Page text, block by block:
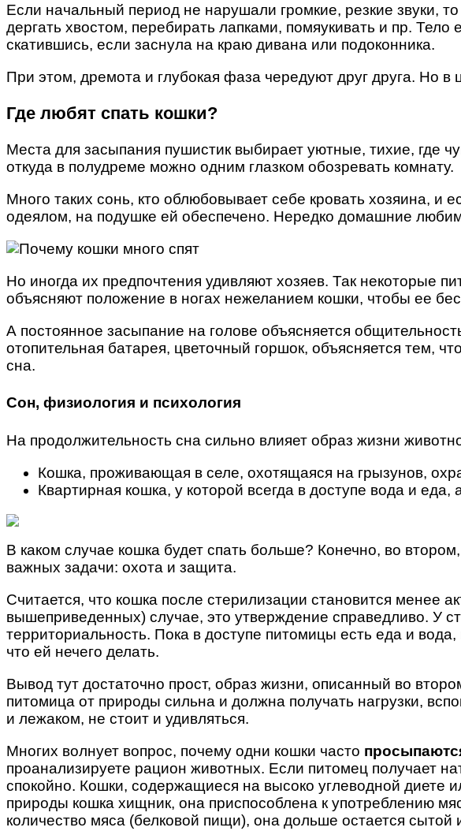
Если начальный период не нарушали громкие, резкие звуки,
дергать хвостом, перебирать лапками, помяукивать и пр.
скатившись, если заснула на краю дивана или подоконника.
При этом, дремота и глубокая фаза чередуют друг друга. Но в
Где любят спать кошки?
Места для засыпания пушистик выбирает уютные, тихие, где
откуда в полудреме можно одним глазком обозревать комнату.
Много таких сонь, кто облюбовывает себе кровать хозяина, и
одеялом, на подушке ей обеспечено. Нередко домашние
Но иногда их предпочтения удивляют хозяев. Так некоторые
объясняют положение в ногах нежеланием кошки, чтобы ее
А постоянное засыпание на голове объясняется
отопительная батарея, цветочный горшок, объясняется тем,
сна.
Сон, физиология и психология
На продолжительность сна сильно влияет образ жизни
Кошка, проживающая в селе, охотящаяся на грызунов,
Квартирная кошка, у которой всегда в доступе вода и
В каком случае кошка будет спать больше? Конечно, во
важных задачи: охота и защита.
Считается, что кошка после стерилизации становится менее
вышеприведенных) случае, это утверждение справедливо. У
территориальность. Пока в доступе питомицы есть еда и
что ей нечего делать.
Вывод тут достаточно прост, образ жизни, описанный во
питомица от природы сильна и должна получать нагрузки,
и лежаком, не стоит и удивляться.
Многих волнует вопрос, почему одни кошки часто
проанализируете рацион животных. Если питомец получает
спокойно. Кошки, содержащиеся на высоко углеводной
природы кошка хищник, она приспособлена к употреблению
количество мяса (белковой пищи), она дольше остается